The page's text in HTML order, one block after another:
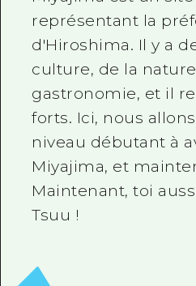
Guide
Vidéo
FAQ
Brochure
représentant la
d'Hiroshima. Il y a
culture, de la
gastronomie, et il
forts. Ici, nous
niveau débutant à
Miyajima, et
Maintenant, toi
Tsuu !